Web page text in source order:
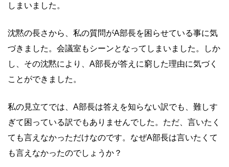
しまいました。
沈黙の長さから、私の質問がA部長を困らせている事に気
づきました。会議室もシーンとなってしまいました。しか
し、その沈黙により、A部長が答えに窮した理由に気づく
ことができました。
私の見立てでは、A部長は答えを知らない訳でも、難しす
ぎて困っている訳でもありませんでした。ただ、言いたく
ても言えなかっただけなのです。なぜA部長は言いたくて
も言えなかったのでしょうか？